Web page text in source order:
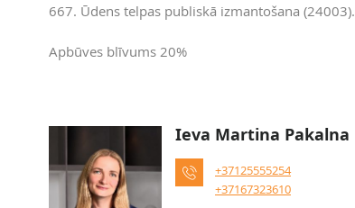
667. Ūdens telpas publiskā izmantošana (24003).
Apbūves blīvums 20%
Ieva Martina Pakalna
+37125555254
+37167323610